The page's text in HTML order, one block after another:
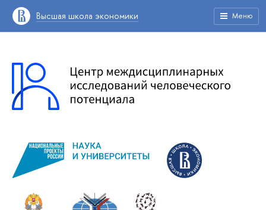
Высшая школа экономики Меню